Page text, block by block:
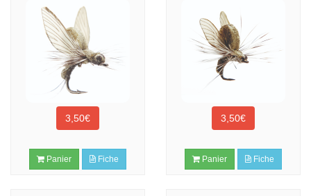
3,50€
Panier Fiche
3,50€
Panier Fiche